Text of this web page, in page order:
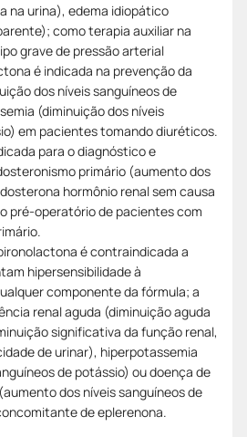
na urina), edema idiopático
como terapia auxiliar na
grave de pressão arterial
é indicada na prevenção da
dos níveis sanguíneos de
(diminuição dos níveis
em pacientes tomando diuréticos.
para o diagnóstico e
primário (aumento dos
hormônio renal sem causa
pré-operatório de pacientes com
é contraindicada a
hipersensibilidade à
componente da fórmula; a
renal aguda (diminuição aguda
significativa da função renal,
de urinar), hiperpotassemia
de potássio) ou doença de
dos níveis sanguíneos de
de eplerenona.